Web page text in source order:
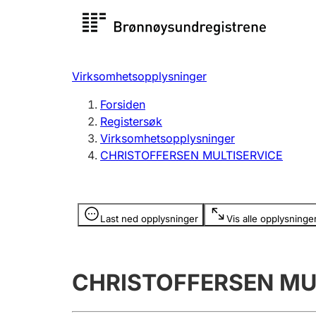
Registersøk
Registrere, endre, slette
Virksomhetsopplysninger
Forsiden
Registersøk
Virksomhetsopplysninger
CHRISTOFFERSEN MULTISERVICE
Last ned opplysninger Vis alle
Opplysninger er skjult
CHRISTOFFERSEN